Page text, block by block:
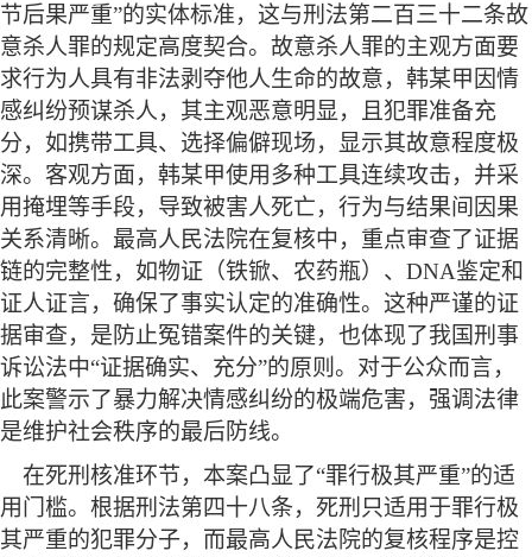
节后果严重”的实体标准，这与刑法第二百三十二条故
意杀人罪的规定高度契合。故意杀人罪的主观方面要
求行为人具有非法剥夺他人生命的故意，韩某甲因情
感纠纷预谋杀人，其主观恶意明显，且犯罪准备充
分，如携带工具、选择偏僻现场，显示其故意程度极
深。客观方面，韩某甲使用多种工具连续攻击，并采
用掩埋等手段，导致被害人死亡，行为与结果间因果
关系清晰。最高人民法院在复核中，重点审查了证据
链的完整性，如物证（铁锨、农药瓶）、DNA鉴定和
证人证言，确保了事实认定的准确性。这种严谨的证
据审查，是防止冤错案件的关键，也体现了我国刑事
诉讼法中“证据确实、充分”的原则。对于公众而言，
此案警示了暴力解决情感纠纷的极端危害，强调法律
是维护社会秩序的最后防线。
在死刑核准环节，本案凸显了“罪行极其严重”的适
用门槛。根据刑法第四十八条，死刑只适用于罪行极
其严重的犯罪分子，而最高人民法院的复核程序是控